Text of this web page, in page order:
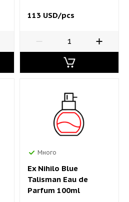
113 USD/pcs
Много
Ex Nihilo Blue
Talisman Eau de
Parfum 100ml